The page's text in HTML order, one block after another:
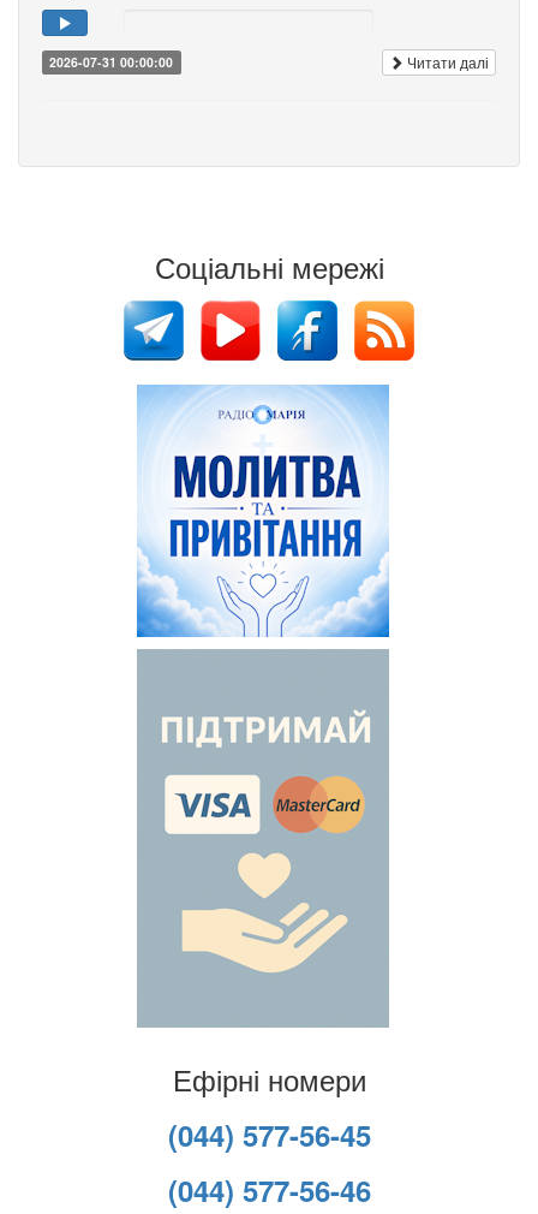
2026-07-31 00:00:00 Читати далі
Соціальні мережі
Ефірні номери
(044) 577-56-45
(044) 577-56-46